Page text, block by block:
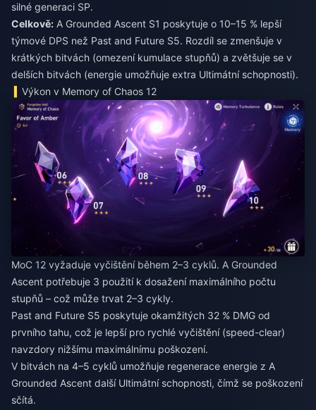
silné generaci SP.
Celkově: A Grounded Ascent S1 poskytuje o 10–15 % lepší
týmové DPS než Past and Future S5. Rozdíl se zmenšuje v
krátkých bitvách (omezení kumulace stupňů) a zvětšuje se v
delších bitvách (energie umožňuje extra Ultimátní schopnosti).
Výkon v Memory of Chaos 12
MoC 12 vyžaduje vyčištění během 2–3 cyklů. A Grounded
Ascent potřebuje 3 použití k dosažení maximálního počtu
stupňů – což může trvat 2–3 cykly.
Past and Future S5 poskytuje okamžitých 32 % DMG od
prvního tahu, což je lepší pro rychlé vyčištění (speed-clear)
navzdory nižšímu maximálnímu poškození.
V bitvách na 4–5 cyklů umožňuje regenerace energie z A
Grounded Ascent další Ultimátní schopnosti, čímž se poškození
sčítá.